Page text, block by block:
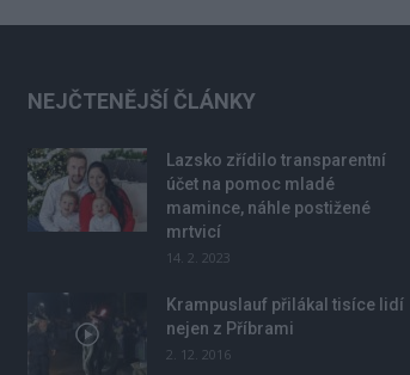
NEJČTENĚJŠÍ ČLÁNKY
Lazsko zřídilo transparentní
účet na pomoc mladé
mamince, náhle postižené
mrtvicí
14. 2. 2023
Krampuslauf přilákal tisíce lidí
nejen z Příbrami
2. 12. 2016